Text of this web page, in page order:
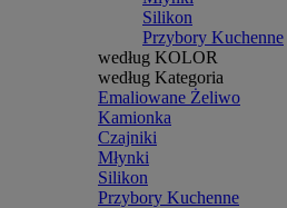
Silikon
Przybory Kuchenne
według KOLOR
według Kategoria
Emaliowane Żeliwo
Kamionka
Czajniki
Młynki
Silikon
Przybory Kuchenne